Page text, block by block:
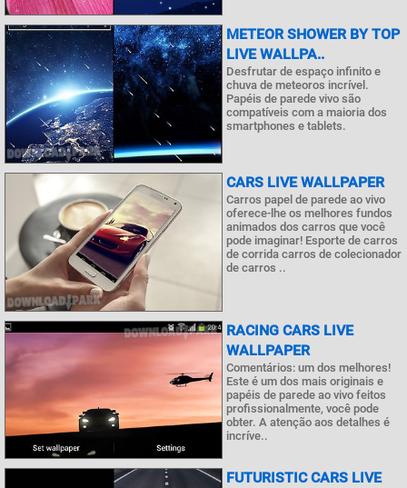
METEOR SHOWER BY TOP
LIVE WALLPA..
Desfrutar de espaço infinito e
chuva de meteoros incrível.
Papéis de parede vivo são
compatíveis com a maioria dos
smartphones e tablets.
CARS LIVE WALLPAPER
Carros papel de parede ao vivo
oferece-lhe os melhores fundos
animados dos carros que você
pode imaginar! Esporte de carros
de corrida carros de colecionador
de carros ..
RACING CARS LIVE
WALLPAPER
Comentários: um dos melhores!
Este é um dos mais originais e
papéis de parede ao vivo feitos
profissionalmente, você pode
obter. A atenção aos detalhes é
incríve..
FUTURISTIC CARS LIVE